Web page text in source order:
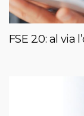
FSE 2.0: al via